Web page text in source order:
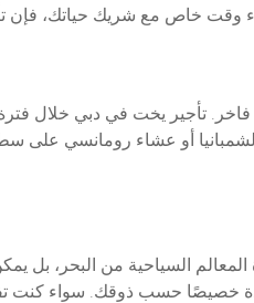
يخت في دبي خلال فترة
أو عشاء رومانسي على
السياحية من البحر، بل
حسب ذوقك. سواء كنت تفضل